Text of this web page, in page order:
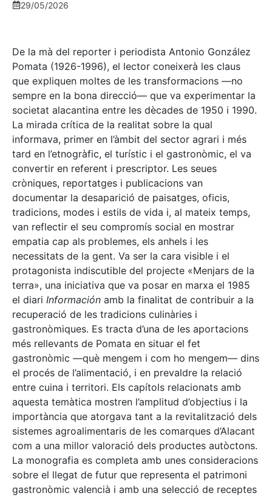
29/05/2026
De la mà del reporter i periodista Antonio González
Pomata (1926-1996), el lector coneixerà les claus
que expliquen moltes de les transformacions —no
sempre en la bona direcció— que va experimentar la
societat alacantina entre les dècades de 1950 i 1990.
La mirada crítica de la realitat sobre la qual
informava, primer en l’àmbit del sector agrari i més
tard en l’etnogràfic, el turístic i el gastronòmic, el va
convertir en referent i prescriptor. Les seues
cròniques, reportatges i publicacions van
documentar la desaparició de paisatges, oficis,
tradicions, modes i estils de vida i, al mateix temps,
van reflectir el seu compromís social en mostrar
empatia cap als problemes, els anhels i les
necessitats de la gent. Va ser la cara visible i el
protagonista indiscutible del projecte «Menjars de la
terra», una iniciativa que va posar en marxa el 1985
el diari Información amb la finalitat de contribuir a la
recuperació de les tradicions culinàries i
gastronòmiques. Es tracta d’una de les aportacions
més rellevants de Pomata en situar el fet
gastronòmic —què mengem i com ho mengem— dins
el procés de l’alimentació, i en prevaldre la relació
entre cuina i territori. Els capítols relacionats amb
aquesta temàtica mostren l’amplitud d’objectius i la
importància que atorgava tant a la revitalització dels
sistemes agroalimentaris de les comarques d’Alacant
com a una millor valoració dels productes autòctons.
La monografia es completa amb unes consideracions
sobre el llegat de futur que representa el patrimoni
gastronòmic valencià i amb una selecció de receptes